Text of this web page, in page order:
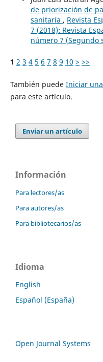
de priorización de
sanitaria , Revista
7 (2018): Revista
número 7 (Segundo
1 2 3 4 5 6 7 8 9 10 > >>
También puede Iniciar
para este artículo.
Enviar un artículo
Información
Para lectores/as
Para autores/as
Para bibliotecarios/as
Idioma
English
Español (España)
Open Journal Systems